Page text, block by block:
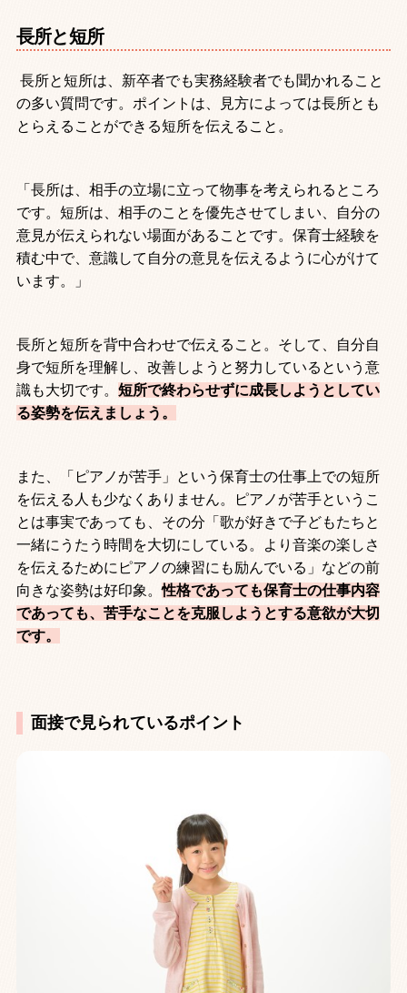
長所と短所
長所と短所は、新卒者でも実務経験者でも聞かれること
の多い質問です。ポイントは、見方によっては長所とも
とらえることができる短所を伝えること。
「長所は、相手の立場に立って物事を考えられるところ
です。短所は、相手のことを優先させてしまい、自分の
意見が伝えられない場面があることです。保育士経験を
積む中で、意識して自分の意見を伝えるように心がけて
います。」
長所と短所を背中合わせで伝えること。そして、自分自
身で短所を理解し、改善しようと努力しているという意
識も大切です。 短所で終わらせずに成長しようとしてい
る姿勢を伝えましょう。
また、「ピアノが苦手」という保育士の仕事上での短所
を伝える人も少なくありません。ピアノが苦手というこ
とは事実であっても、その分「歌が好きで子どもたちと
一緒にうたう時間を大切にしている。より音楽の楽しさ
を伝えるためにピアノの練習にも励んでいる」などの前
向きな姿勢は好印象。性格であっても保育士の仕事内容
であっても、苦手なことを克服しようとする意欲が大切
です。
面接で見られているポイント